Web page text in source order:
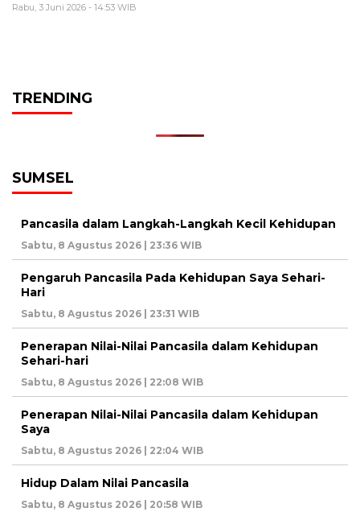
Rabu, 3 Juni 2026 - 14:53 WIB
TRENDING
SUMSEL
Pancasila dalam Langkah-Langkah Kecil Kehidupan
Sabtu, 8 Agustus 2026 | 23:36 WIB
Pengaruh Pancasila Pada Kehidupan Saya Sehari-
Hari
Sabtu, 8 Agustus 2026 | 23:31 WIB
Penerapan Nilai-Nilai Pancasila dalam Kehidupan
Sehari-hari
Sabtu, 8 Agustus 2026 | 22:08 WIB
Penerapan Nilai-Nilai Pancasila dalam Kehidupan
Saya
Sabtu, 8 Agustus 2026 | 22:04 WIB
Hidup Dalam Nilai Pancasila
Sabtu, 8 Agustus 2026 | 20:58 WIB